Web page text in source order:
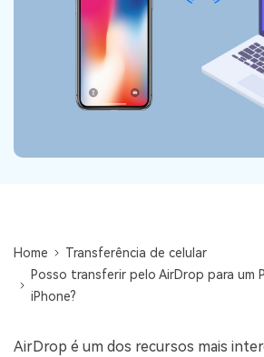
Backup e restauração
Fazer backup de até 18 tipos de
WhatsApp para o computador. E
backups facilmente.
Recuperar visulização única
App
Mutsapper
Home
Transferência de celular
Posso transferir pelo AirDrop para um
iPhone?
AirDrop é um dos recursos mais